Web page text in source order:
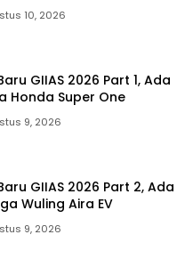
10, 2026
GIIAS 2026 Part 1, Ada
Honda Super One
9, 2026
GIIAS 2026 Part 2, Ada
Wuling Aira EV
9, 2026